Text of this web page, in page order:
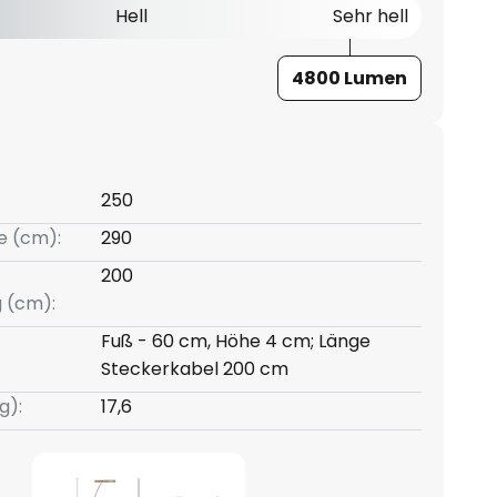
Hell Sehr hell
4800 Lumen
250
(cm):
290
(cm):
200
Fuß - 60 cm, Höhe 4 cm; Länge
Steckerkabel 200 cm
17,6